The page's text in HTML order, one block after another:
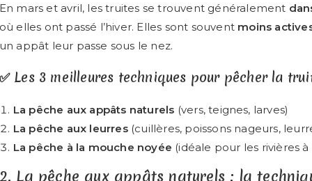
mars et avril, les truites se trouvent généralement
elles ont passé l’hiver. Elles sont souvent moins
appât leur passe sous le nez.
Les 3 meilleures techniques pour pêcher la
La pêche aux appâts naturels (vers, teignes, larves)
La pêche aux leurres(cuillères, poissons nageurs,
La pêche à la mouche noyée (idéale pour les rivières
La pêche aux appâts naturels : la